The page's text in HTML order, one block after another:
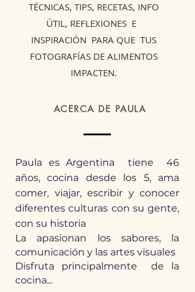
TÉCNICAS, TIPS, RECETAS, INFO
ÚTIL, REFLEXIONES E
INSPIRACIÓN PARA QUE TUS
FOTOGRAFÍAS DE ALIMENTOS
IMPACTEN.
ACERCA DE PAULA
Paula es Argentina tiene 46
años, cocina desde los 5, ama
comer, viajar, escribir y conocer
diferentes culturas con su gente,
con su historia
La apasionan los sabores, la
comunicación y las artes visuales
Disfruta principalmente de la
cocina...